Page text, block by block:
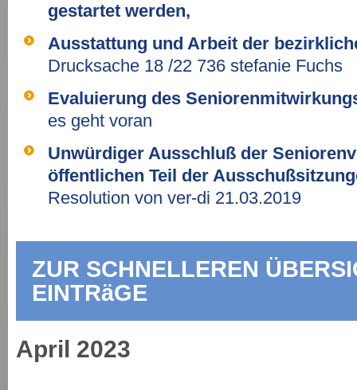
gestartet werden,
Ausstattung und Arbeit der
Drucksache 18 /22 736 stefanie Fuchs
Evaluierung des
es geht voran
Unwürdiger Ausschluß der
öffentlichen Teil der
Resolution von ver-di 21.03.2019
ZUR SCHNELLEREN
EINTRäGE
April 2023